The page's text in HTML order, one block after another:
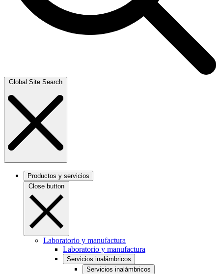
Global Site Search
Productos y servicios
Close button
Laboratorio y manufactura
Laboratorio y manufactura
Servicios inalámbricos
Servicios inalámbricos